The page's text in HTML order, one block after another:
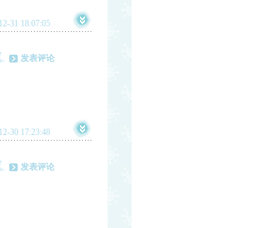
31 18:07:05
发表评论
30 17:23:48
发表评论